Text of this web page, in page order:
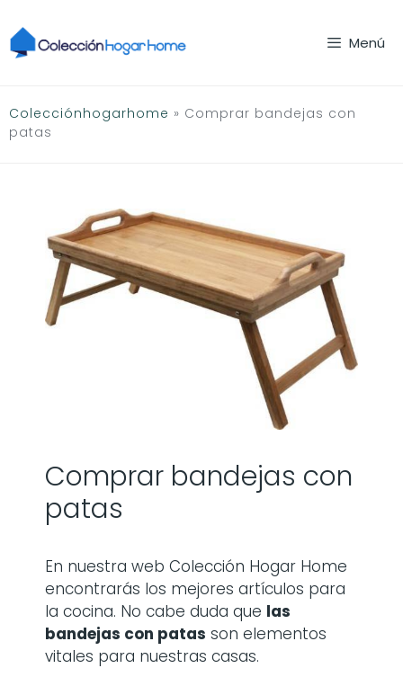
al
contenido
Menú
Colecciónhogarhome » Comprar bandejas con
patas
Comprar bandejas con
patas
En nuestra web Colección Hogar Home
encontrarás los mejores artículos para
la cocina. No cabe duda que las
bandejas con patas son elementos
vitales para nuestras casas.